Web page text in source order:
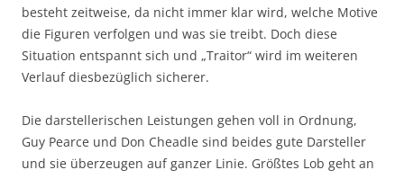
besteht zeitweise, da nicht immer klar wird, welche Motive
die Figuren verfolgen und was sie treibt. Doch diese
Situation entspannt sich und „Traitor“ wird im weiteren
Verlauf diesbezüglich sicherer.
Die darstellerischen Leistungen gehen voll in Ordnung,
Guy Pearce und Don Cheadle sind beides gute Darsteller
und sie überzeugen auf ganzer Linie. Größtes Lob geht an